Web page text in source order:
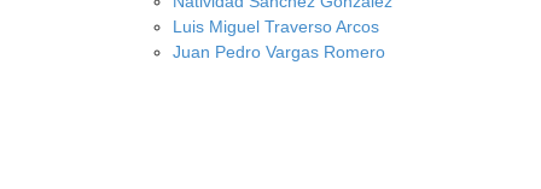
Luis Miguel Traverso Arcos
Juan Pedro Vargas Romero